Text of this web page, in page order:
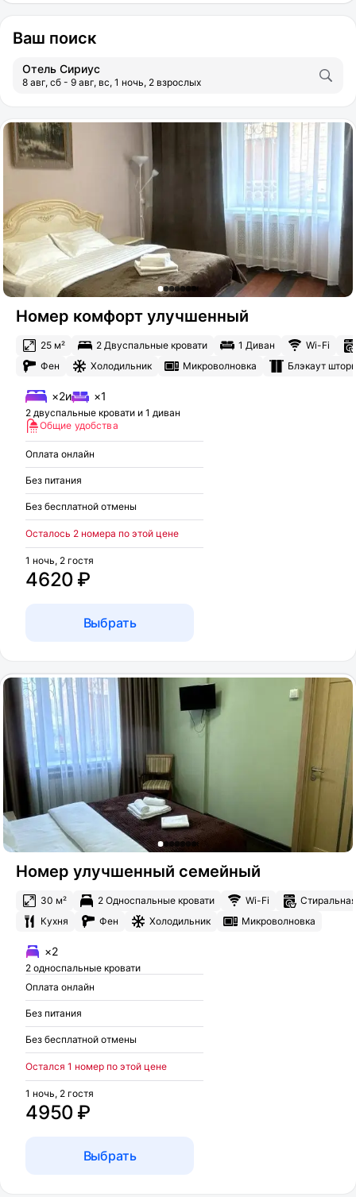
Ваш поиск
Отель Сириус
8 авг, сб - 9 авг, вс, 1 ночь, 2 взрослых
Номер комфорт улучшенный
25 м² 2 Двуспальные кровати 1 Диван
Wi-Fi
Фен
Холодильник Микроволновка Блэкаут
×2и ×1
2 двуспальные кровати и 1 диван
Общие удобства
Оплата онлайн
Без питания
Без бесплатной отмены
Осталось 2 номера по этой цене
4620 ₽
1 ночь, 2 гостя
Выбрать
Номер улучшенный семейный
30 м² 2 Односпальные кровати Wi-Fi
Кухня
Фен Холодильник Микроволновка
×2
2 односпальные кровати
Оплата онлайн
Без питания
Без бесплатной отмены
Остался 1 номер по этой цене
4950 ₽
1 ночь, 2 гостя
Выбрать